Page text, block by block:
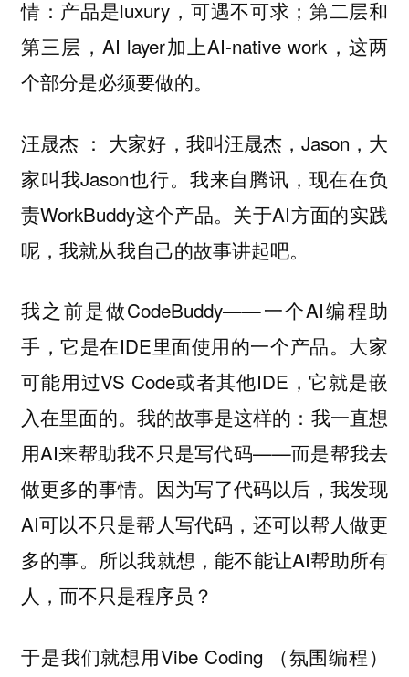
情：产品是luxury，可遇不可求；第二层和
第三层，AI layer加上AI-native work，这两
个部分是必须要做的。
汪晟杰 ： 大家好，我叫汪晟杰，Jason，大
家叫我Jason也行。我来自腾讯，现在在负
责WorkBuddy这个产品。关于AI方面的实践
呢，我就从我自己的故事讲起吧。
我之前是做CodeBuddy——一个AI编程助
手，它是在IDE里面使用的一个产品。大家
可能用过VS Code或者其他IDE，它就是嵌
入在里面的。我的故事是这样的：我一直想
用AI来帮助我不只是写代码——而是帮我去
做更多的事情。因为写了代码以后，我发现
AI可以不只是帮人写代码，还可以帮人做更
多的事。所以我就想，能不能让AI帮助所有
人，而不只是程序员？
于是我们就想用Vibe Coding （氛围编程）